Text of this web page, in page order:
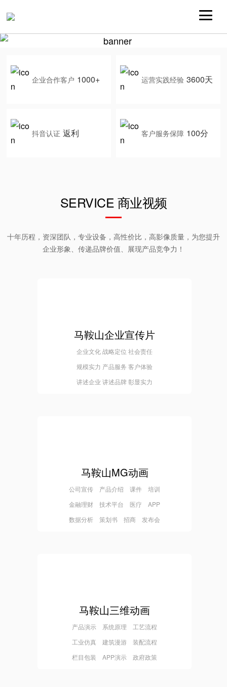
企业合作客户 1000+ 运营实践经验 3600天
抖音认证 返利 客户服务保障 100分
SERVICE 商业视频
十年历程，资深团队，专业设备，高性价比，高影像质量，为您提升
企业形象、传递品牌价值、展现产品竞争力！
马鞍山企业宣传片
企业文化 战略定位 社会责任
规模实力 产品服务 客户体验
讲述企业 讲述品牌 彰显实力
马鞍山MG动画
公司宣传 产品介绍 课件 培训
金融理财 技术平台 医疗 APP
数据分析 策划书 招商 发布会
马鞍山三维动画
产品演示 系统原理 工艺流程
工业仿真 建筑漫游 装配流程
栏目包装 APP演示 政府政策